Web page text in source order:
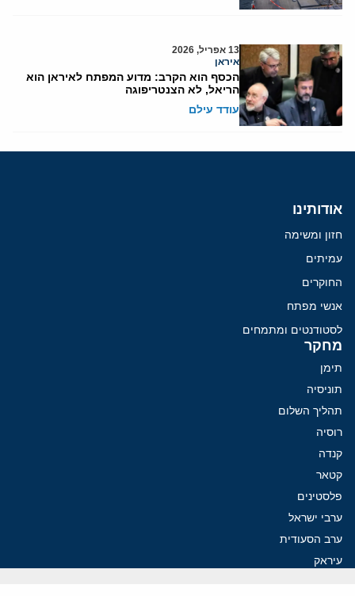
13 אפריל, 2026
איראן
הכסף הוא הקרב: מדוע המפתח לאיראן הוא
הריאל, לא הצנטריפוגה
עודד עילם
אודותינו
חזון ומשימה
עמיתים
החוקרים
אנשי מפתח
לסטודנטים ומתמחים
מחקר
תימן
תוניסיה
תהליך השלום
רוסיה
קנדה
קטאר
פלסטינים
ערבי ישראל
ערב הסעודית
עיראק
פרסומים אחרונים